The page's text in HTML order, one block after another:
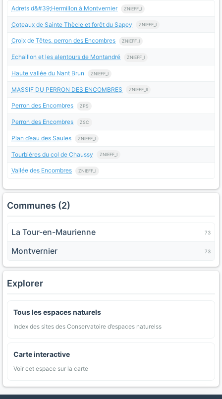
Adrets d&#39;Hermillon à Montvernier ZNIEFF_I
Coteaux de Sainte Thècle et forêt du Sapey ZNIEFF_I
Croix de Têtes, perron des Encombres ZNIEFF_I
Echaillon et les alentours de Montandré ZNIEFF_I
Haute vallée du Nant Brun ZNIEFF_I
MASSIF DU PERRON DES ENCOMBRES ZNIEFF_II
Perron des Encombres ZPS
Perron des Encombres ZSC
Plan d’eau des Saules ZNIEFF_I
Tourbières du col de Chaussy ZNIEFF_I
Vallée des Encombres ZNIEFF_I
Communes (2)
La Tour-en-Maurienne 73
Montvernier 73
Explorer
Tous les espaces naturels
Index des sites des Conservatoire d’espaces naturelss
Carte interactive
Voir cet espace sur la carte